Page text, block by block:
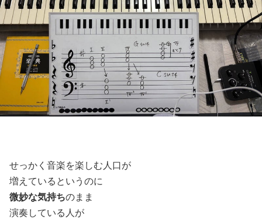
せっかく音楽を楽しむ人口が
増えているというのに
微妙な気持ちのまま
演奏している人が